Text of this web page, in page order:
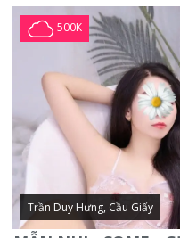
500K
Trần Duy Hưng, Cầu Giấy